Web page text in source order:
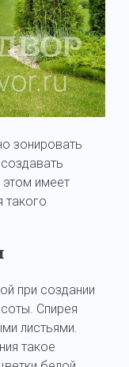
зонировать
имеет
такого
при создании
Спирея
листьями.
такое